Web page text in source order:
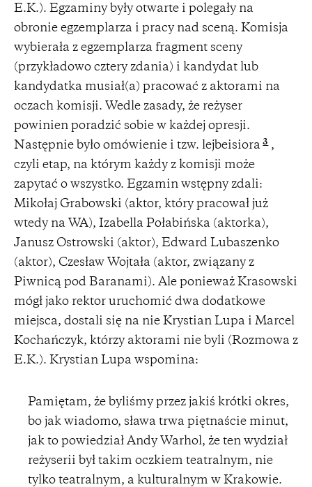
E.K.). Egzaminy były otwarte i polegały na
obronie egzemplarza i pracy nad sceną. Komisja
wybierała z egzemplarza fragment sceny
(przykładowo cztery zdania) i kandydat lub
kandydatka musiał(a) pracować z aktorami na
oczach komisji. Wedle zasady, że reżyser
powinien poradzić sobie w każdej opresji.
Następnie było omówienie i tzw. lejbeisiora 3 ,
czyli etap, na którym każdy z komisji może
zapytać o wszystko. Egzamin wstępny zdali:
Mikołaj Grabowski (aktor, który pracował już
wtedy na WA), Izabella Połabińska (aktorka),
Janusz Ostrowski (aktor), Edward Lubaszenko
(aktor), Czesław Wojtała (aktor, związany z
Piwnicą pod Baranami). Ale ponieważ Krasowski
mógł jako rektor uruchomić dwa dodatkowe
miejsca, dostali się na nie Krystian Lupa i Marcel
Kochańczyk, którzy aktorami nie byli (Rozmowa z
E.K.). Krystian Lupa wspomina:
Pamiętam, że byliśmy przez jakiś krótki okres,
bo jak wiadomo, sława trwa piętnaście minut,
jak to powiedział Andy Warhol, że ten wydział
reżyserii był takim oczkiem teatralnym, nie
tylko teatralnym, a kulturalnym w Krakowie.